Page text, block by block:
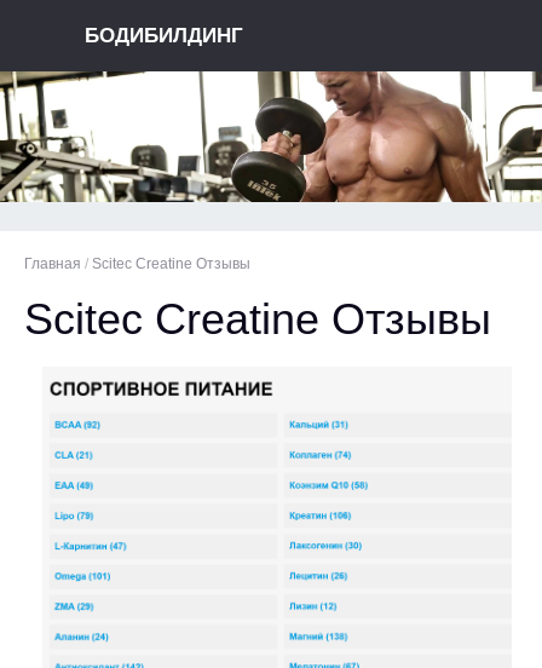
БОДИБИЛДИНГ
Главная / Scitec Creatine Отзывы
Scitec Creatine Отзывы